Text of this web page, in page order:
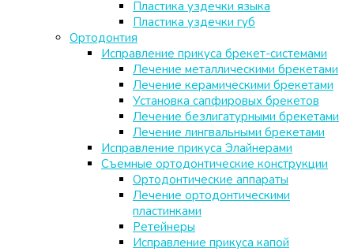
Пластика уздечки языка
Пластика уздечки губ
Ортодонтия
Исправление прикуса брекет-системами
Лечение металлическими брекетами
Лечение керамическими брекетами
Установка сапфировых брекетов
Лечение безлигатурными брекетами
Лечение лингвальными брекетами
Исправление прикуса Элайнерами
Съемные ортодонтические конструкции
Ортодонтические аппараты
Лечение ортодонтическими
пластинками
Ретейнеры
Исправление прикуса капой